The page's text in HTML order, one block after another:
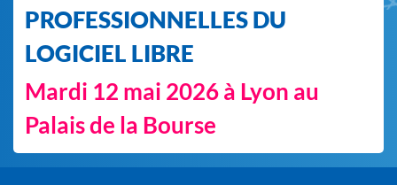
PROFESSIONNELLES DU
LOGICIEL LIBRE
Mardi 12 mai 2026 à Lyon au
Palais de la Bourse